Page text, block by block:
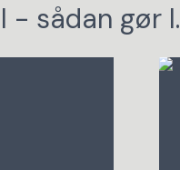
- sådan gør I.